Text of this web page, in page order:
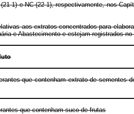
1) e NC (22-1), respectivamente, nos
aos extratos concentrados para
e Abastecimento e estejam registrados
que contenham extrato de sementes
que contenham suco de frutas